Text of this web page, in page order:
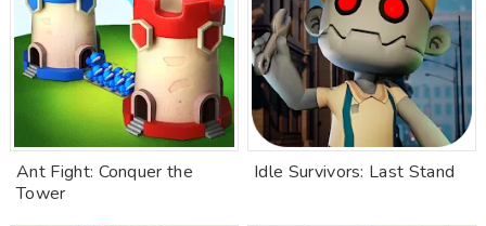
Ant Fight: Conquer the
Tower
Idle Survivors: Last Stand